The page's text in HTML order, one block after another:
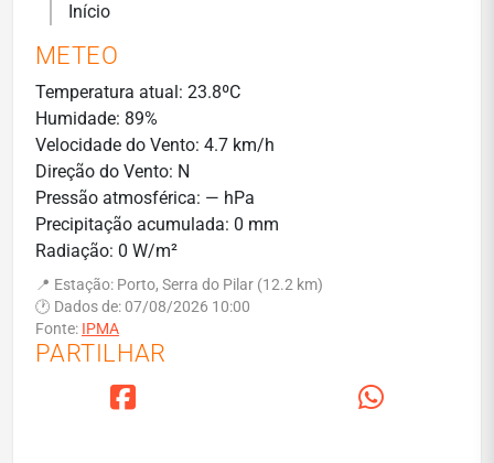
Início
METEO
Temperatura atual: 23.8ºC
Humidade: 89%
Velocidade do Vento: 4.7 km/h
Direção do Vento: N
Pressão atmosférica: — hPa
Precipitação acumulada: 0 mm
Radiação: 0 W/m²
📍 Estação: Porto, Serra do Pilar (12.2 km)
🕐 Dados de: 07/08/2026 10:00
Fonte: IPMA
PARTILHAR